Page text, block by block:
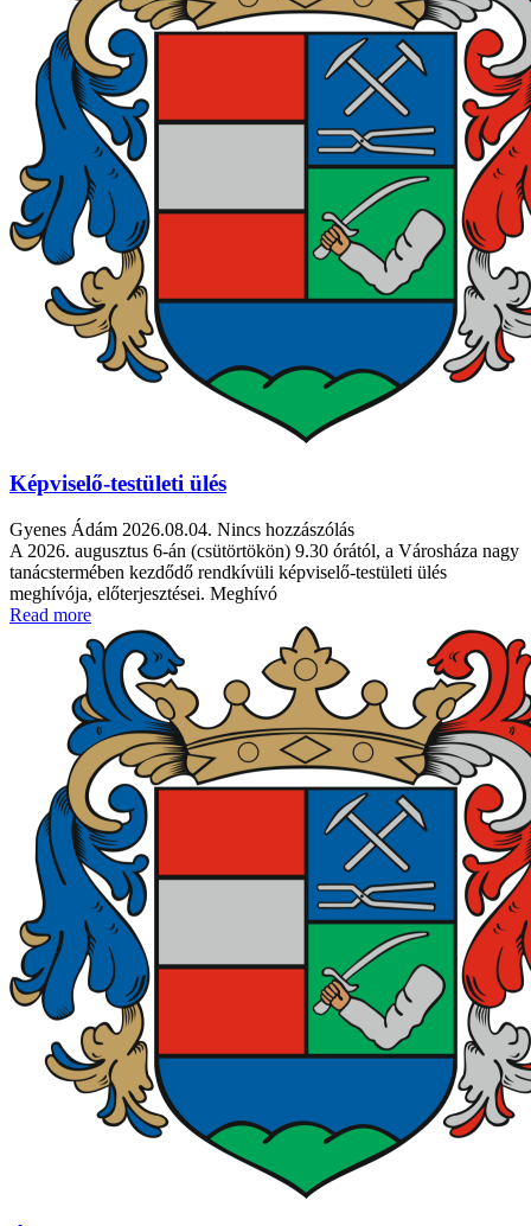
Képviselő-testületi ülés
Gyenes Ádám 2026.08.04. Nincs hozzászólás
A 2026. augusztus 6-án (csütörtökön) 9.30 órától, a Városháza nagy
tanácstermében kezdődő rendkívüli képviselő-testületi ülés
meghívója, előterjesztései. Meghívó
Read more